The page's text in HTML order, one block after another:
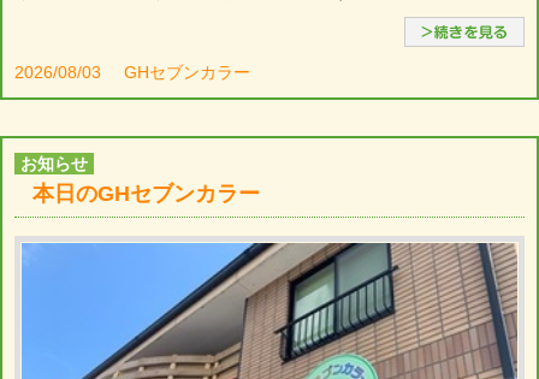
2026/08/03 GHセブンカラー
お知らせ
本日のGHセブンカラー